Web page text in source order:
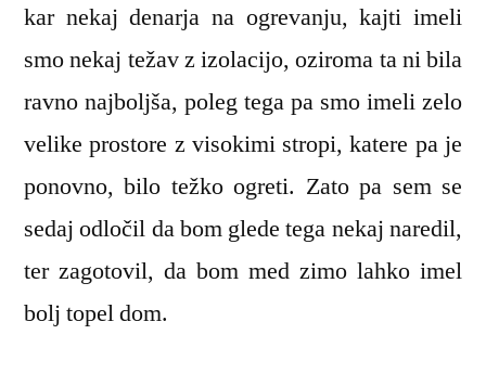
kar nekaj denarja na ogrevanju, kajti imeli
smo nekaj težav z izolacijo, oziroma ta ni bila
ravno najboljša, poleg tega pa smo imeli zelo
velike prostore z visokimi stropi, katere pa je
ponovno, bilo težko ogreti. Zato pa sem se
sedaj odločil da bom glede tega nekaj naredil,
ter zagotovil, da bom med zimo lahko imel
bolj topel dom.